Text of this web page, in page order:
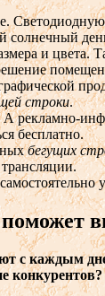
солнечный
и цвета.
строки.
А рекламно-
бесплатно.
бегущих
с каждым
конкурентов?